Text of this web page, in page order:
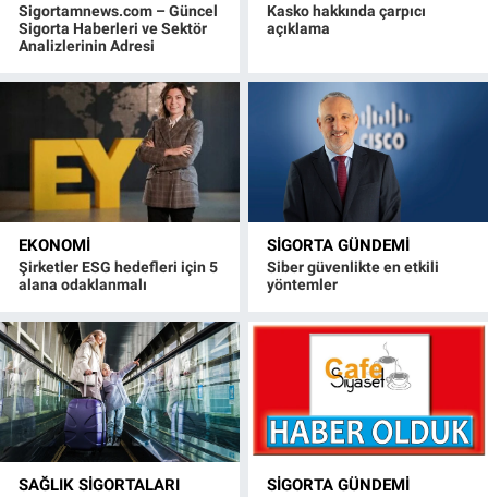
Sigortamnews.com – Güncel
Sigorta Haberleri ve Sektör
Analizlerinin Adresi
Kasko hakkında çarpıcı
açıklama
EKONOMI
Şirketler ESG hedefleri için 5
alana odaklanmalı
SIGORTA GÜNDEMI
Siber güvenlikte en etkili
yöntemler
SAĞLIK SIGORTALARI SIGORTA GÜNDEMI